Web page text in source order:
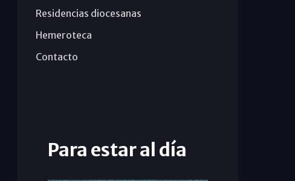
Residencias diocesanas
Hemeroteca
Contacto
Para estar al día